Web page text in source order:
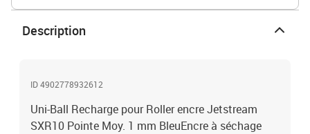
Description
ID 4902778932612
Uni-Ball Recharge pour Roller encre Jetstream
SXR10 Pointe Moy. 1 mm BleuEncre à séchage